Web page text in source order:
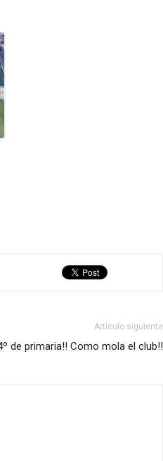
Artículo siguiente
de primaria!! Como mola el club!!